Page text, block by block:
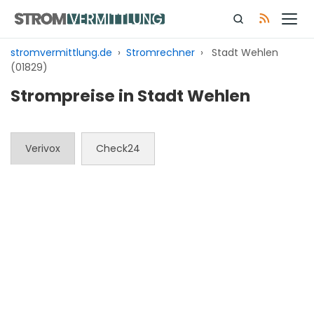
Inhalt
springen
stromvermittlung.de › Stromrechner › Stadt Wehlen
(01829)
Strompreise in Stadt Wehlen
Verivox Check24